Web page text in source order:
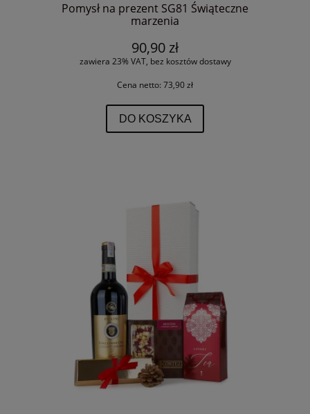
Pomysł na prezent SG81 Świąteczne
marzenia
90,90 zł
zawiera 23% VAT, bez kosztów dostawy
Cena netto: 73,90 zł
DO KOSZYKA